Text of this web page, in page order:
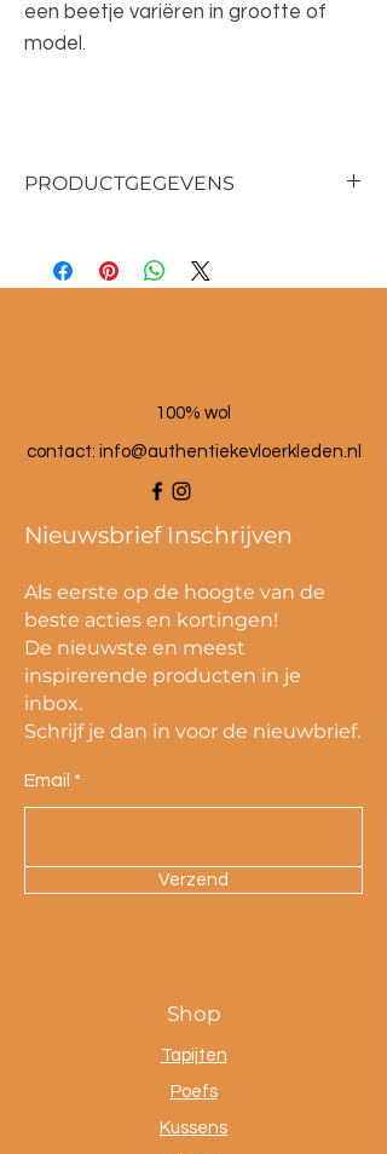
een beetje variëren in grootte of
model.
PRODUCTGEGEVENS
Afmeting: circa 25 cm hoog
Kleur: meerkleurig.
100% wol
contact: info@authentiekevloerkleden.nl
Nieuwsbrief Inschrijven
Als eerste op de hoogte van de
beste acties en kortingen!
De nieuwste en meest
inspirerende producten in je
inbox.
Schrijf je dan in voor de nieuwbrief.
Email
Verzend
Shop
Tapijten
Poefs
Kussens